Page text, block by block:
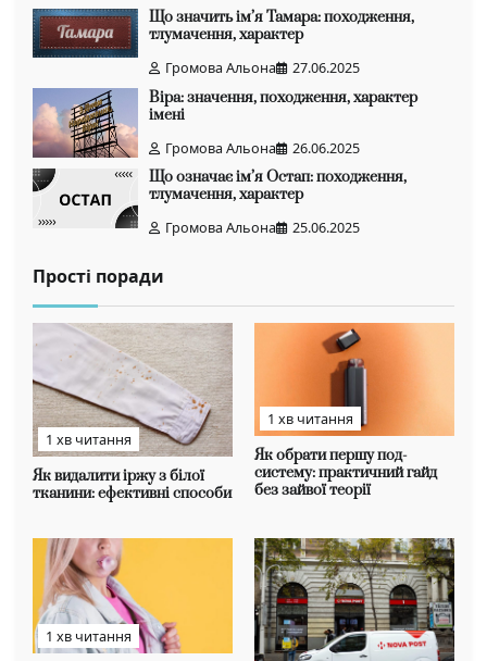
Що значить ім’я Тамара: походження,
тлумачення, характер
Громова Альона
27.06.2025
Віра: значення, походження, характер
імені
Громова Альона
26.06.2025
Що означає ім’я Остап: походження,
тлумачення, характер
Громова Альона
25.06.2025
Прості поради
1 хв читання
Як видалити іржу з білої
тканини: ефективні способи
1 хв читання
Як обрати першу под-
систему: практичний гайд
без зайвої теорії
1 хв читання